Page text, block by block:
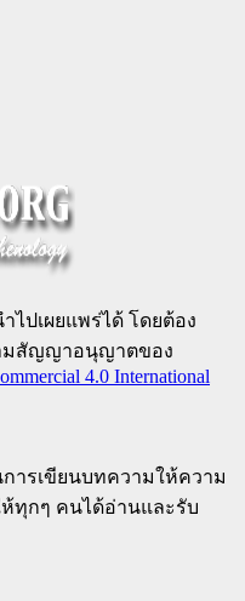
ปเผยแพร่ได้ โดยต้อง
มสัญญาอนุญาตของ
4.0 International
การเขียนบทความให้ความ
ห้ทุกๆ คนได้อ่านและรับ